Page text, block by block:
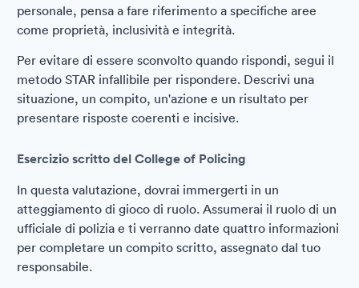
personale, pensa a fare riferimento a specifiche aree
come proprietà, inclusività e integrità.
Per evitare di essere sconvolto quando rispondi, segui il
metodo STAR infallibile per rispondere. Descrivi una
situazione, un compito, un'azione e un risultato per
presentare risposte coerenti e incisive.
Esercizio scritto del College of Policing
In questa valutazione, dovrai immergerti in un
atteggiamento di gioco di ruolo. Assumerai il ruolo di un
ufficiale di polizia e ti verranno date quattro informazioni
per completare un compito scritto, assegnato dal tuo
responsabile.